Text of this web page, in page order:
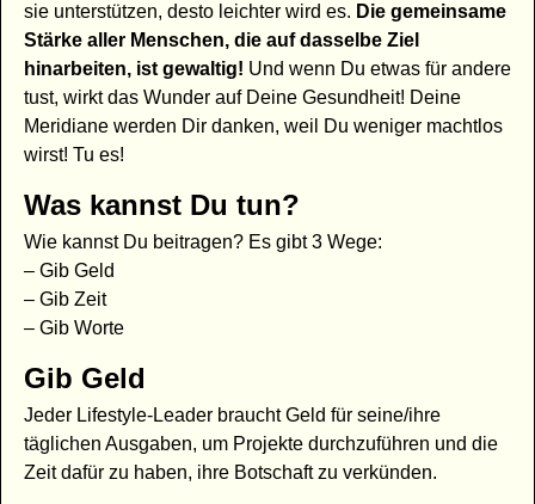
sie unterstützen, desto leichter wird es. Die gemeinsame
Stärke aller Menschen, die auf dasselbe Ziel
hinarbeiten, ist gewaltig! Und wenn Du etwas für andere
tust, wirkt das Wunder auf Deine Gesundheit! Deine
Meridiane werden Dir danken, weil Du weniger machtlos
wirst! Tu es!
Was kannst Du tun?
Wie kannst Du beitragen? Es gibt 3 Wege:
– Gib Geld
– Gib Zeit
– Gib Worte
Gib Geld
Jeder Lifestyle-Leader braucht Geld für seine/ihre
täglichen Ausgaben, um Projekte durchzuführen und die
Zeit dafür zu haben, ihre Botschaft zu verkünden.